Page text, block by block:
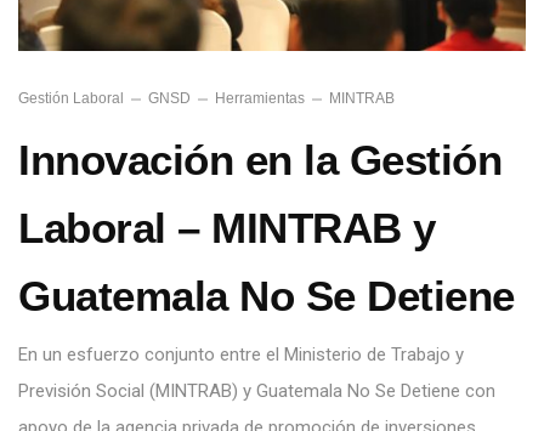
Gestión Laboral GNSD Herramientas MINTRAB
Innovación en la Gestión
Laboral – MINTRAB y
Guatemala No Se Detiene
En un esfuerzo conjunto entre el Ministerio de Trabajo y
Previsión Social (MINTRAB) y Guatemala No Se Detiene con